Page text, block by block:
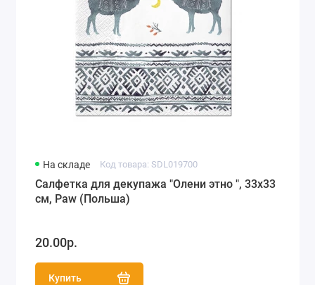
На складе Код товара: SDL019700
Салфетка для декупажа "Олени этно ", 33х33
см, Paw (Польша)
20.00р.
Купить